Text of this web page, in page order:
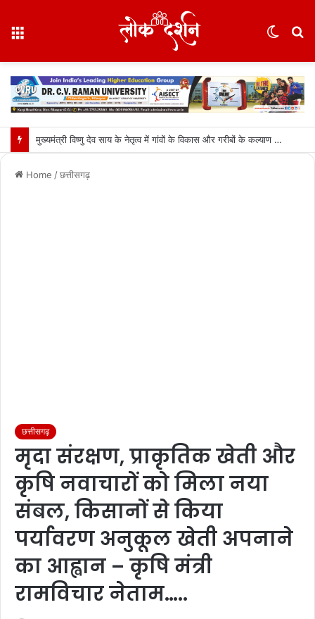
मुख्यमंत्री विष्णु देव साय के नेतृत्व में गांवों के विकास और गरीबों के कल्याण को प्राथमिकता: वित्त मंत्री ओपी चौधरी….
Home /छत्तीसगढ़
छत्तीसगढ़
मृदा संरक्षण, प्राकृतिक खेती और
कृषि नवाचारों को मिला नया
संबल, किसानों से किया
पर्यावरण अनुकूल खेती अपनाने
का आह्वान – कृषि मंत्री
रामविचार नेताम…..